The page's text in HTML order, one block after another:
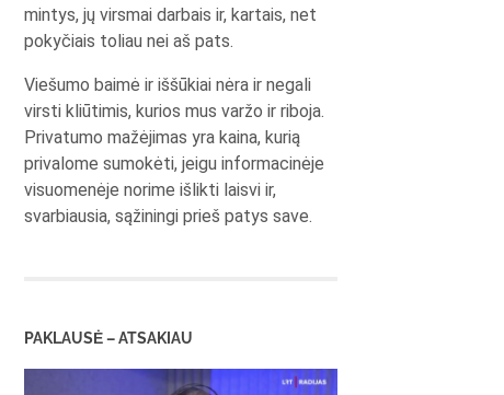
mintys, jų virsmai darbais ir, kartais, net
pokyčiais toliau nei aš pats.
Viešumo baimė ir iššūkiai nėra ir negali
virsti kliūtimis, kurios mus varžo ir riboja.
Privatumo mažėjimas yra kaina, kurią
privalome sumokėti, jeigu informacinėje
visuomenėje norime išlikti laisvi ir,
svarbiausia, sąžiningi prieš patys save.
PAKLAUSĖ – ATSAKIAU